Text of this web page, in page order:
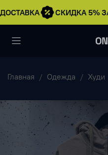
СКИДКА 5%
Главная Одежда Худи